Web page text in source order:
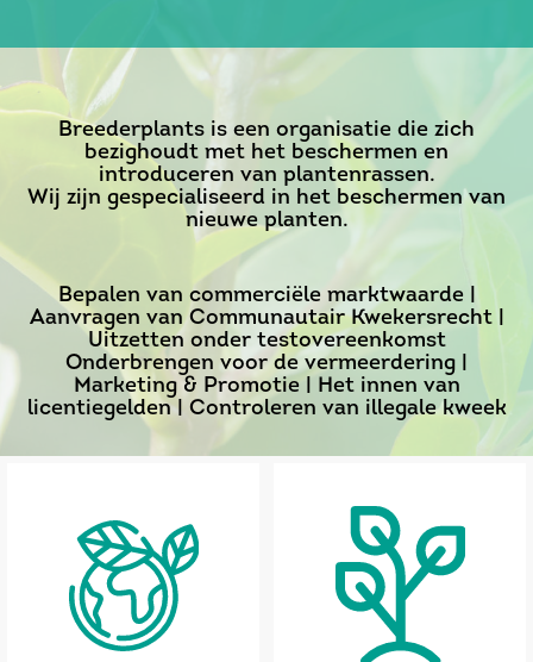
Breederplants is een organisatie die zich
bezighoudt met het beschermen en
introduceren van plantenrassen.
Wij zijn gespecialiseerd in het beschermen van
nieuwe planten.
Bepalen van commerciële marktwaarde |
Aanvragen van Communautair Kwekersrecht |
Uitzetten onder testovereenkomst
Onderbrengen voor de vermeerdering |
Marketing & Promotie | Het innen van
licentiegelden | Controleren van illegale kweek